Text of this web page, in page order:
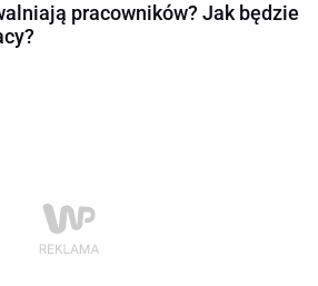
pracowników? Jak będzie